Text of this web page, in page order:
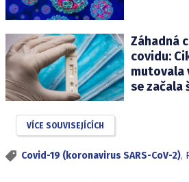
Záhadná
covidu:
mutovala
se začala
VÍCE SOUVISEJÍCÍCH
Covid-19 (koronavirus SARS-CoV-2),